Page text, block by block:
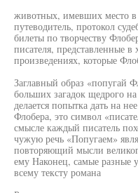
животных, имевших место
путеводитель, протокол
билеты по творчеству
писателя, представленные в
произведениях, которые
Заглавный образ «попугай
больших загадок щедрого
делается попытка дать на
Флобера, это символ
смысле каждый писатель
чужую речь «Попугаем»
повторяющий мысли
ему Наконец, самые разные
всему тексту романа